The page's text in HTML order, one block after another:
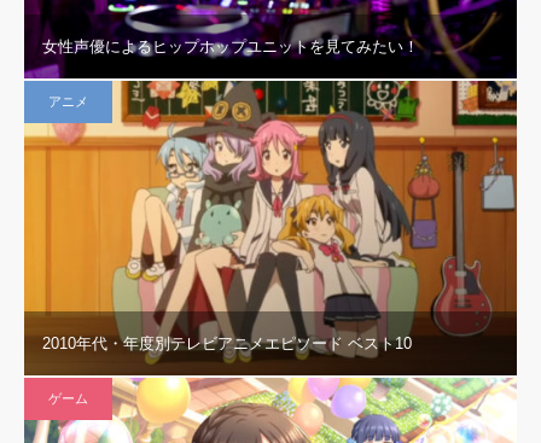
女性声優によるヒップホップユニットを見てみたい！
アニメ
2010年代・年度別テレビアニメエピソード ベスト10
ゲーム